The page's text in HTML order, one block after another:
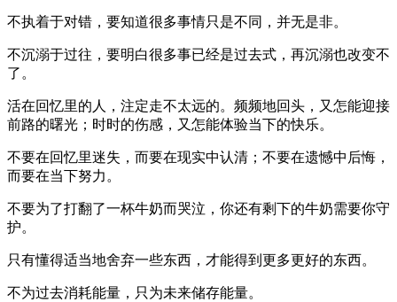
不执着于对错，要知道很多事情只是不同，并无是非。
不沉溺于过往，要明白很多事已经是过去式，再沉溺也改变不
了。
活在回忆里的人，注定走不太远的。频频地回头，又怎能迎接
前路的曙光；时时的伤感，又怎能体验当下的快乐。
不要在回忆里迷失，而要在现实中认清；不要在遗憾中后悔，
而要在当下努力。
不要为了打翻了一杯牛奶而哭泣，你还有剩下的牛奶需要你守
护。
只有懂得适当地舍弃一些东西，才能得到更多更好的东西。
不为过去消耗能量，只为未来储存能量。